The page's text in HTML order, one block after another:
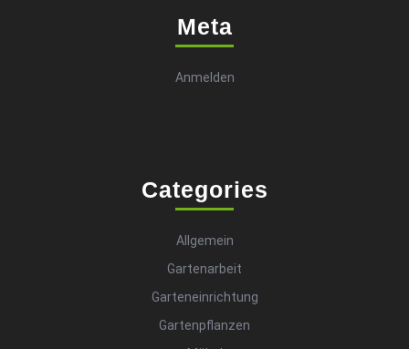
Meta
Anmelden
Categories
Allgemein
Gartenarbeit
Garteneinrichtung
Gartenpflanzen